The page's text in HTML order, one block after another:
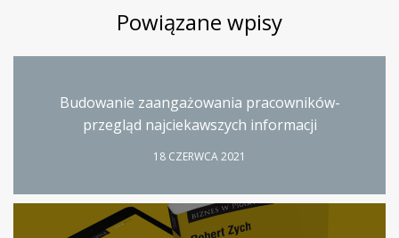
Powiązane wpisy
Budowanie zaangażowania pracowników-
przegląd najciekawszych informacji
18 CZERWCA 2021